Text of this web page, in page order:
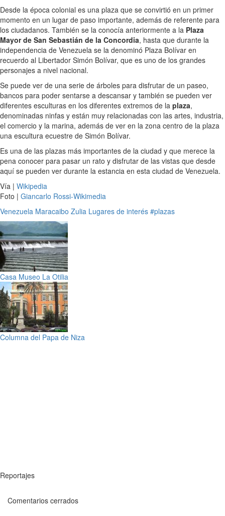
Desde la época colonial es una plaza que se convirtió en un primer
momento en un lugar de paso importante, además de referente para
los ciudadanos. También se la conocía anteriormente a la Plaza
Mayor de San Sebastián de la Concordia, hasta que durante la
independencia de Venezuela se la denominó Plaza Bolívar en
recuerdo al Libertador Simón Bolívar, que es uno de los grandes
personajes a nivel nacional.
Se puede ver de una serie de árboles para disfrutar de un paseo,
bancos para poder sentarse a descansar y también se pueden ver
diferentes esculturas en los diferentes extremos de la plaza,
denominadas ninfas y están muy relacionadas con las artes, industria,
el comercio y la marina, además de ver en la zona centro de la plaza
una escultura ecuestre de Simón Bolívar.
Es una de las plazas más importantes de la ciudad y que merece la
pena conocer para pasar un rato y disfrutar de las vistas que desde
aquí se pueden ver durante la estancia en esta ciudad de Venezuela.
Vía | Wikipedia
Foto | Giancarlo Rossi-Wikimedia
Venezuela Maracaibo Zulia Lugares de interés #plazas
Casa Museo La Otilia
Columna del Papa de Niza
Reportajes
Comentarios cerrados